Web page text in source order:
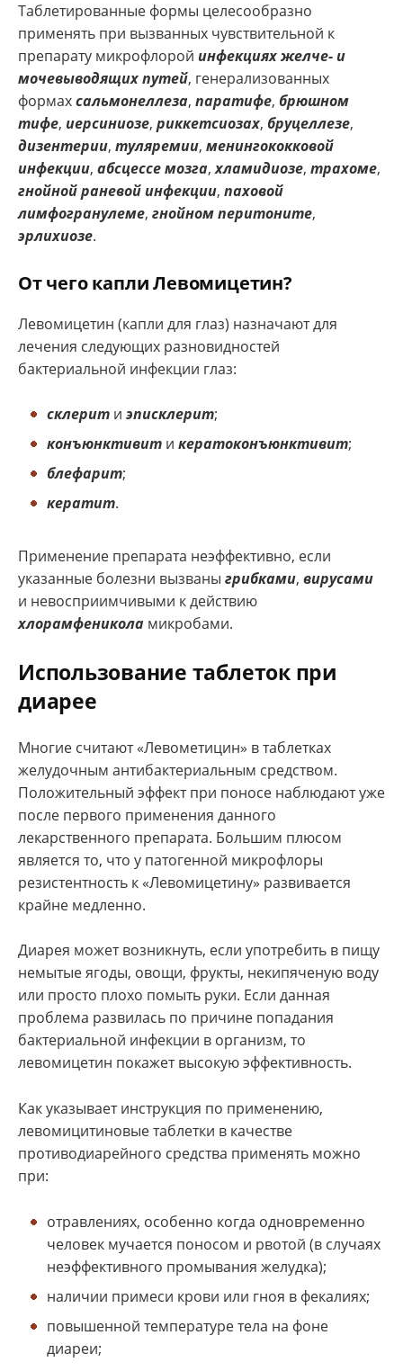
Таблетированные формы целесообразно
применять при вызванных чувствительной к
препарату микрофлорой инфекциях желче- и
мочевыводящих путей, генерализованных
формахсальмонеллеза, паратифе, брюшном
тифе, иерсиниозе, риккетсиозах, бруцеллезе,
дизентерии, туляремии, менингококковой
инфекции, абсцессе мозга,хламидиозе, трахоме,
гнойной раневой инфекции, паховой
лимфогранулеме, гнойном перитоните,
эрлихиозе.
От чего капли Левомицетин?
Левомицетин (капли для глаз) назначают для
лечения следующих разновидностей
бактериальной инфекции глаз:
склерит и эписклерит;
конъюнктивит и кератоконъюнктивит;
блефарит;
кератит.
Применение препарата неэффективно, если
указанные болезни вызваны грибками, вирусами
и невосприимчивыми к действию
хлорамфеникола микробами.
Использование таблеток при
диарее
Многие считают «Левометицин» в таблетках
желудочным антибактериальным средством.
Положительный эффект при поносе наблюдают уже
после первого применения данного
лекарственного препарата. Большим плюсом
является то, что у патогенной микрофлоры
резистентность к «Левомицетину» развивается
крайне медленно.
Диарея может возникнуть, если употребить в пищу
немытые ягоды, овощи, фрукты, некипяченую воду
или просто плохо помыть руки. Если данная
проблема развилась по причине попадания
бактериальной инфекции в организм, то
левомицетин покажет высокую эффективность.
Как указывает инструкция по применению,
левомицитиновые таблетки в качестве
противодиарейного средства применять можно
при:
отравлениях, особенно когда одновременно
человек мучается поносом и рвотой (в случаях
неэффективного промывания желудка);
наличии примеси крови или гноя в фекалиях;
повышенной температуре тела на фоне
диареи;